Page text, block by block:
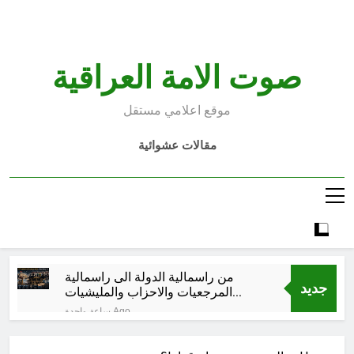
صوت الامة العراقية
موقع اعلامي مستقل
مقالات عشوائية
جديد
من راسمالية الدولة الى راسمالية
المرجعيات والاحزاب والمليشيات
والاذرع
ساعة واحدة Ago